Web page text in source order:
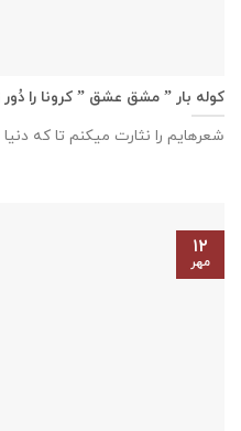
کوله بار ” مشق عشق ” کرونا را
شعرهایم را نثارت میکنم تا که
۱۲
مهر